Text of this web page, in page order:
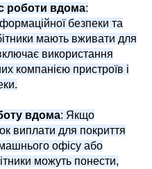
роботи вдома:
безпеки та
мають вживати для
використання
компанією пристроїв і
вдома: Якщо
виплати для покриття
офісу або
можуть понести,